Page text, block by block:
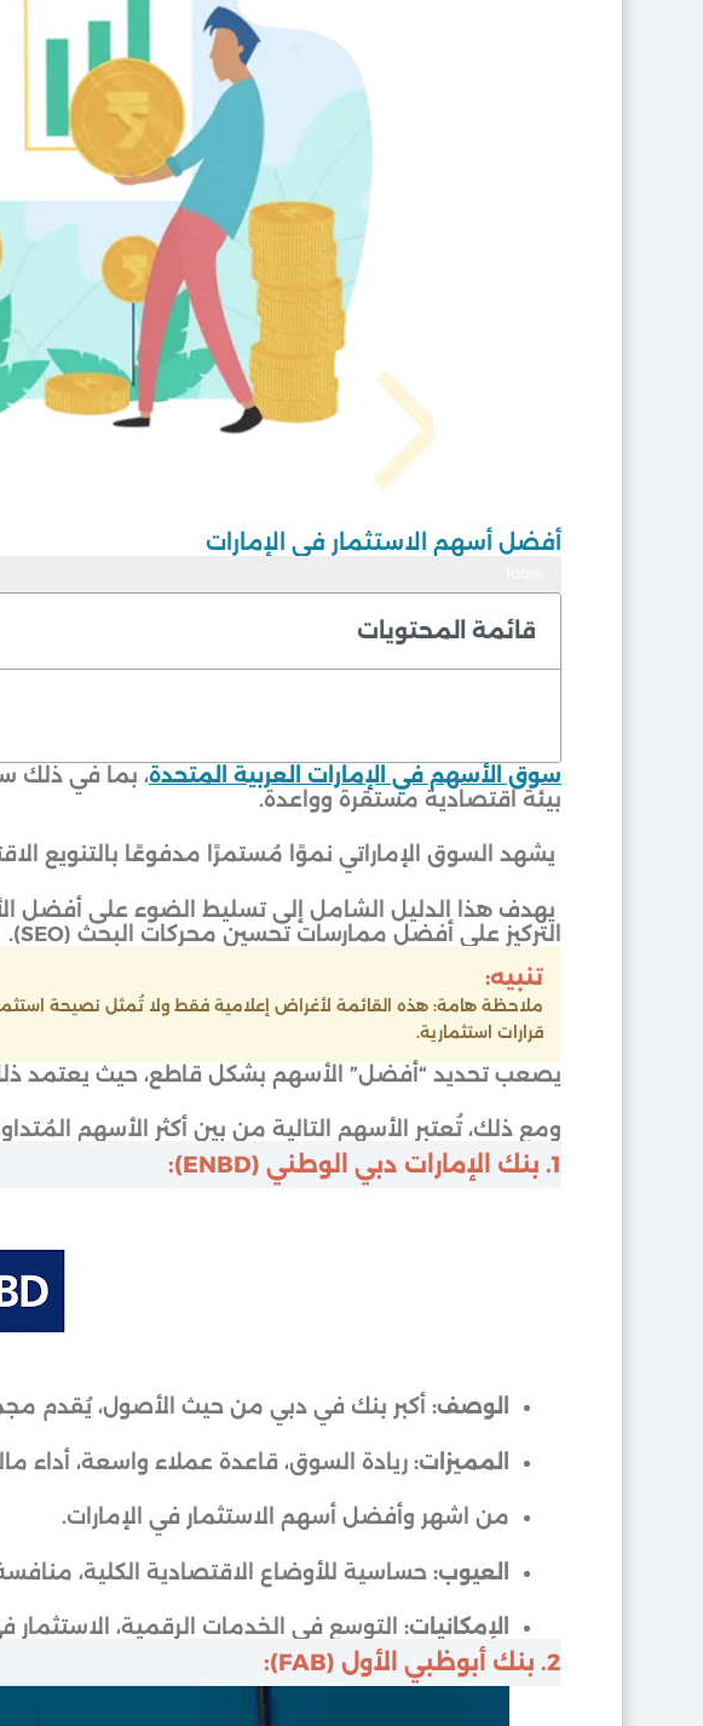
أفضل أسهم الاستثمار في الإمارات
قائمة المحتويات
سوق الأسهم في الإمارات العربية المتحدة، بما في ذلك
بيئة اقتصادية مستقرة وواعدة.
يشهد السوق الإماراتي نموًا مُستمرًا مدفوعًا بالتنويع
يهدف هذا الدليل الشامل إلى تسليط الضوء على أفضل
التركيز على أفضل ممارسات تحسين محركات البحث (SEO).
تنبيه:
ملاحظة هامة: هذه القائمة لأغراض إعلامية فقط ولا تُمثل نصيحة
قرارات استثمارية.
يصعب تحديد “أفضل” الأسهم بشكل قاطع، حيث يعتمد
ومع ذلك، تُعتبر الأسهم التالية من بين أكثر الأسهم
1. بنك الإمارات دبي الوطني (ENBD):
الوصف:أكبر بنك في دبي من حيث الأصول، يُقدم
المميزات:ريادة السوق، قاعدة عملاء واسعة، أداء
من اشهر وأفضل أسهم الاستثمار في الإمارات.
العيوب:حساسية للأوضاع الاقتصادية الكلية،
الإمكانيات:التوسع في الخدمات الرقمية، الاستثمار
2. بنك أبوظبي الأول (FAB):